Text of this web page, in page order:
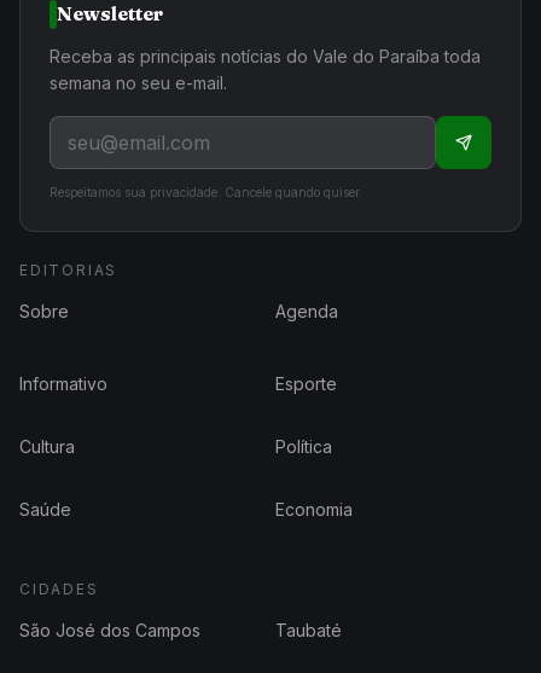
Newsletter
Receba as principais notícias do Vale do Paraíba toda
semana no seu e-mail.
Respeitamos sua privacidade. Cancele quando quiser.
EDITORIAS
Sobre Agenda
Informativo Esporte
Cultura Política
Saúde Economia
CIDADES
São José dos Campos Taubaté